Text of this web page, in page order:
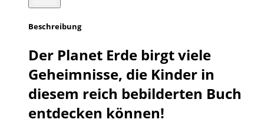
Beschreibung
Der Planet Erde birgt viele
Geheimnisse, die Kinder in
diesem reich bebilderten Buch
entdecken können!